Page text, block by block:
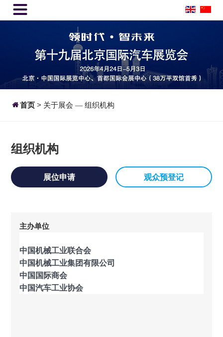

首页 > 关于展会 —组织机构
组织机构
展位申请 观众预登记
主办单位
中国机械工业联合会
中国机械工业集团有限公司
中国国际商会
中国汽车工业协会